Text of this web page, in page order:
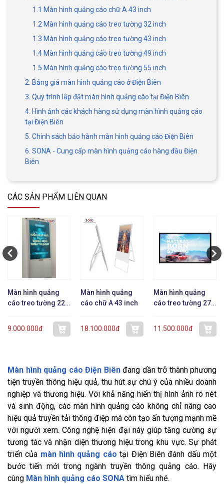
1.1 Màn hình quảng cáo chữ A 43 inch
1.2 Màn hình quảng cáo treo tường 32 inch
1.3 Màn hình quảng cáo treo tường 43 inch
1.4 Màn hình quảng cáo treo tường 49 inch
1.5 Màn hình quảng cáo treo tường 55 inch
2. Bảng giá màn hình quảng cáo ở Điện Biên
3. Quy trình lắp đặt màn hình quảng cáo tại Điện Biên
4. Hình ảnh các khách hàng sử dụng màn hình quảng cáo
tại Điện Biên
5. Chính sách bảo hành màn hình quảng cáo Điện Biên
6. SONA - Cung cấp màn hình quảng cáo hàng đầu Điện
Biên
CÁC SẢN PHẨM LIÊN QUAN
Màn hình quảng
cáo treo tường 22
9.000.000đ
Màn hình quảng
cáo chữ A 43 inch
18.100.000đ
Màn hình quảng
cáo treo tường 27
11.500.000đ
Màn hình quảng cáo Điện Biênđang dần trở thành phương
tiện truyền thông hiệu quả, thu hút sự chú ý của nhiều doanh
nghiệp và thương hiệu. Với khả năng hiển thị hình ảnh rõ nét
và sinh động, các màn hình quảng cáo không chỉ nâng cao
hiệu quả truyền tải thông điệp mà còn tạo ấn tượng mạnh mẽ
với người xem. Công nghệ hiện đại này giúp tăng cường sự
tương tác và nhận diện thương hiệu trong khu vực. Sự phát
triển của màn hình quảng cáo tại Điện Biên đánh dấu một
bước tiến mới trong ngành truyền thông quảng cáo. Hãy
cùng Màn hình quảng cáo SONA tìm hiểu nhé.